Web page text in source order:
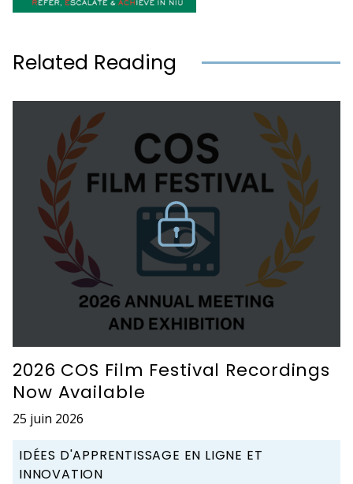
Related Reading
2026 COS Film Festival Recordings
Now Available
25 juin 2026
IDÉES D'APPRENTISSAGE EN LIGNE ET
INNOVATION